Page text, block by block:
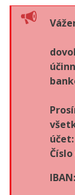
účet: